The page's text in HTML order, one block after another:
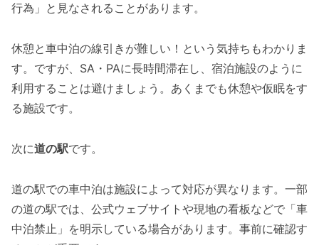
行為」と見なされることがあります。
休憩と車中泊の線引きが難しい！という気持ちもわかりま
す。ですが、SA・PAに長時間滞在し、宿泊施設のように
利用することは避けましょう。あくまでも休憩や仮眠をす
る施設です。
次に道の駅です。
道の駅での車中泊は施設によって対応が異なります。一部
の道の駅では、公式ウェブサイトや現地の看板などで「車
中泊禁止」を明示している場合があります。事前に確認す